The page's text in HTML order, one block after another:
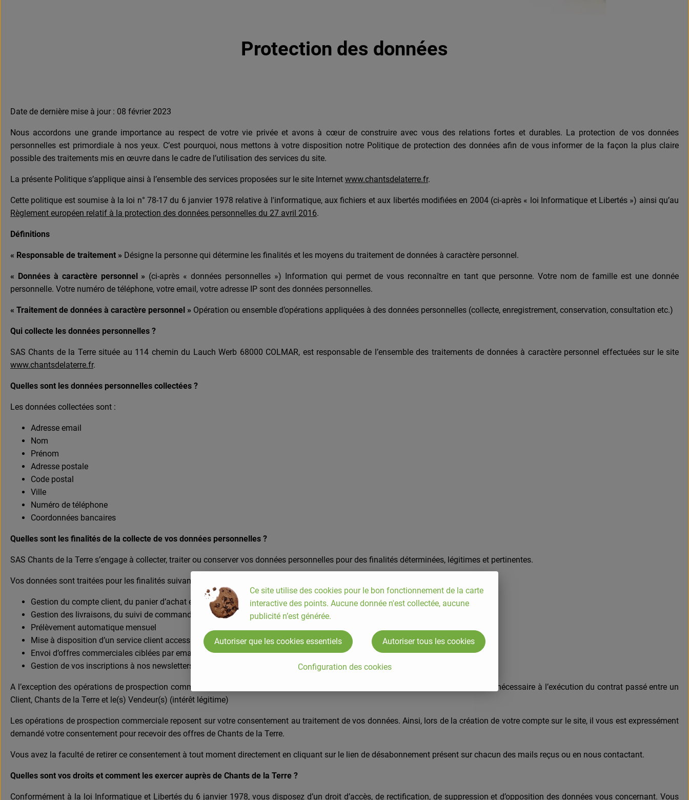
Protection des données
Date de dernière mise à jour : 08 février 2023
Nous accordons une grande importance au respect de votre vie privée et avons à cœur de construire avec vous des relations fortes et durables. La protection de vos données
personnelles est primordiale à nos yeux. C’est pourquoi, nous mettons à votre disposition notre Politique de protection des données afin de vous informer de la façon la plus claire
possible des traitements mis en œuvre dans le cadre de l’utilisation des services du site.
La présente Politique s’applique ainsi à l’ensemble des services proposées sur le site Internet www.chantsdelaterre.fr.
Cette politique est soumise à la loi n° 78-17 du 6 janvier 1978 relative à l'informatique, aux fichiers et aux libertés modifiées en 2004 (ci-après « loi Informatique et Libertés ») ainsi qu’au
Règlement européen relatif à la protection des données personnelles du 27 avril 2016.
Définitions
« Responsable de traitement » Désigne la personne qui détermine les finalités et les moyens du traitement de données à caractère personnel.
« Données à caractère personnel » (ci-après « données personnelles ») Information qui permet de vous reconnaître en tant que personne. Votre nom de famille est une donnée
personnelle. Votre numéro de téléphone, votre email, votre adresse IP sont des données personnelles.
« Traitement de données à caractère personnel » Opération ou ensemble d’opérations appliquées à des données personnelles (collecte, enregistrement, conservation, consultation etc.)
Qui collecte les données personnelles ?
SAS Chants de la Terre située au 114 chemin du Lauch Werb 68000 COLMAR, est responsable de l’ensemble des traitements de données à caractère personnel effectuées sur le site
www.chantsdelaterre.fr.
Quelles sont les données personnelles collectées ?
Les données collectées sont :
Adresse email
Nom
Prénom
Adresse postale
Code postal
Ville
Numéro de téléphone
Coordonnées bancaires
Quelles sont les finalités de la collecte de vos données personnelles ?
SAS Chants de la Terre s’engage à collecter, traiter ou conserver vos données personnelles pour des finalités déterminées, légitimes et pertinentes.
Vos données sont traitées pour les finalités suivantes :
Gestion du compte client, du panier d’achat et des commandes
Gestion des livraisons, du suivi de commande et du service après-vente
Prélèvement automatique mensuel
Mise à disposition d’un service client accessible par téléphone ou par mail
Envoi d’offres commerciales ciblées par email
Gestion de vos inscriptions à nos newsletters, notification par email
A l’exception des opérations de prospection commerciale, Chants de la Terre considère que l’ensemble des traitements ci-dessus sont nécessaire à l’exécution du contrat passé entre un
Client, Chants de la Terre et le(s) Vendeur(s) (intérêt légitime)
Les opérations de prospection commerciale reposent sur votre consentement au traitement de vos données. Ainsi, lors de la création de votre compte sur le site, il vous est expressément
demandé votre consentement pour recevoir des offres de Chants de la Terre.
Vous avez la faculté de retirer ce consentement à tout moment directement en cliquant sur le lien de désabonnement présent sur chacun des mails reçus ou en nous contactant.
Quelles sont vos droits et comment les exercer auprès de Chants de la Terre ?
Conformément à la loi Informatique et Libertés du 6 janvier 1978, vous disposez d’un droit d’accès, de rectification, de suppression et d’opposition des données vous concernant. Vous
Ce site utilise des cookies pour le bon fonctionnement de la carte
interactive des points. Aucune donnée n'est collectée, aucune
publicité n’est générée.
Configuration des cookies
Autoriser que les cookies essentiels Autoriser tous les cookies